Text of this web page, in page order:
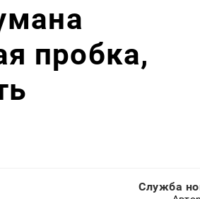
пробка,
Служба